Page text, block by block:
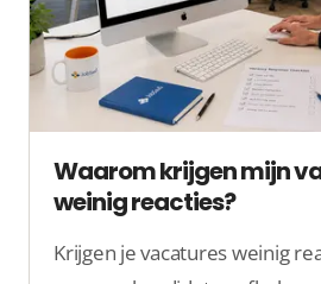
Waarom krijgen mijn
weinig reacties?
Krijgen je vacatures weinig